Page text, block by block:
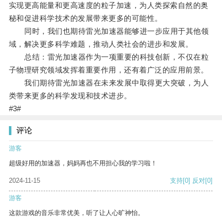
实现更高能量和更高速度的粒子加速，为人类探索自然的奥
秘和促进科学技术的发展带来更多的可能性。
同时，我们也期待雷光加速器能够进一步应用于其他领
域，解决更多科学难题，推动人类社会的进步和发展。
总结：雷光加速器作为一项重要的科技创新，不仅在粒
子物理研究领域发挥着重要作用，还有着广泛的应用前景。
我们期待雷光加速器在未来发展中取得更大突破，为人
类带来更多的科学发现和技术进步。
#3#
评论
游客
超级好用的加速器，妈妈再也不用担心我的学习啦！
2024-11-15 支持[0] 反对[0]
游客
这款游戏的音乐非常优美，听了让人心旷神怡。